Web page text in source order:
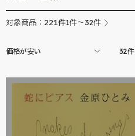
対象商品： 221件1件～32件
価格が安い 32件